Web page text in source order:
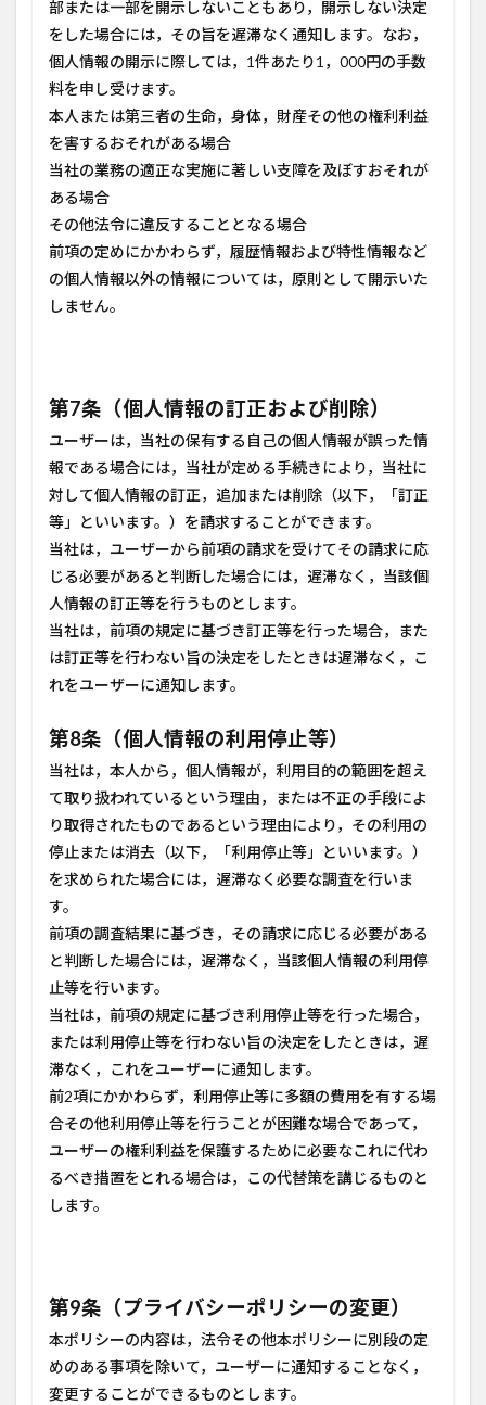
部または一部を開示しないこともあり，開示しない決定
をした場合には，その旨を遅滞なく通知します。なお，
個人情報の開示に際しては，1件あたり1，000円の手数
料を申し受けます。
本人または第三者の生命，身体，財産その他の権利利益
を害するおそれがある場合
当社の業務の適正な実施に著しい支障を及ぼすおそれが
ある場合
その他法令に違反することとなる場合
前項の定めにかかわらず，履歴情報および特性情報など
の個人情報以外の情報については，原則として開示いた
しません。
第7条（個人情報の訂正および削除）
ユーザーは，当社の保有する自己の個人情報が誤った情
報である場合には，当社が定める手続きにより，当社に
対して個人情報の訂正，追加または削除（以下，「訂正
等」といいます。）を請求することができます。
当社は，ユーザーから前項の請求を受けてその請求に応
じる必要があると判断した場合には，遅滞なく，当該個
人情報の訂正等を行うものとします。
当社は，前項の規定に基づき訂正等を行った場合，また
は訂正等を行わない旨の決定をしたときは遅滞なく，こ
れをユーザーに通知します。
第8条（個人情報の利用停止等）
当社は，本人から，個人情報が，利用目的の範囲を超え
て取り扱われているという理由，または不正の手段によ
り取得されたものであるという理由により，その利用の
停止または消去（以下，「利用停止等」といいます。）
を求められた場合には，遅滞なく必要な調査を行いま
す。
前項の調査結果に基づき，その請求に応じる必要がある
と判断した場合には，遅滞なく，当該個人情報の利用停
止等を行います。
当社は，前項の規定に基づき利用停止等を行った場合，
または利用停止等を行わない旨の決定をしたときは，遅
滞なく，これをユーザーに通知します。
前2項にかかわらず，利用停止等に多額の費用を有する場
合その他利用停止等を行うことが困難な場合であって，
ユーザーの権利利益を保護するために必要なこれに代わ
るべき措置をとれる場合は，この代替策を講じるものと
します。
第9条（プライバシーポリシーの変更）
本ポリシーの内容は，法令その他本ポリシーに別段の定
めのある事項を除いて，ユーザーに通知することなく，
変更することができるものとします。